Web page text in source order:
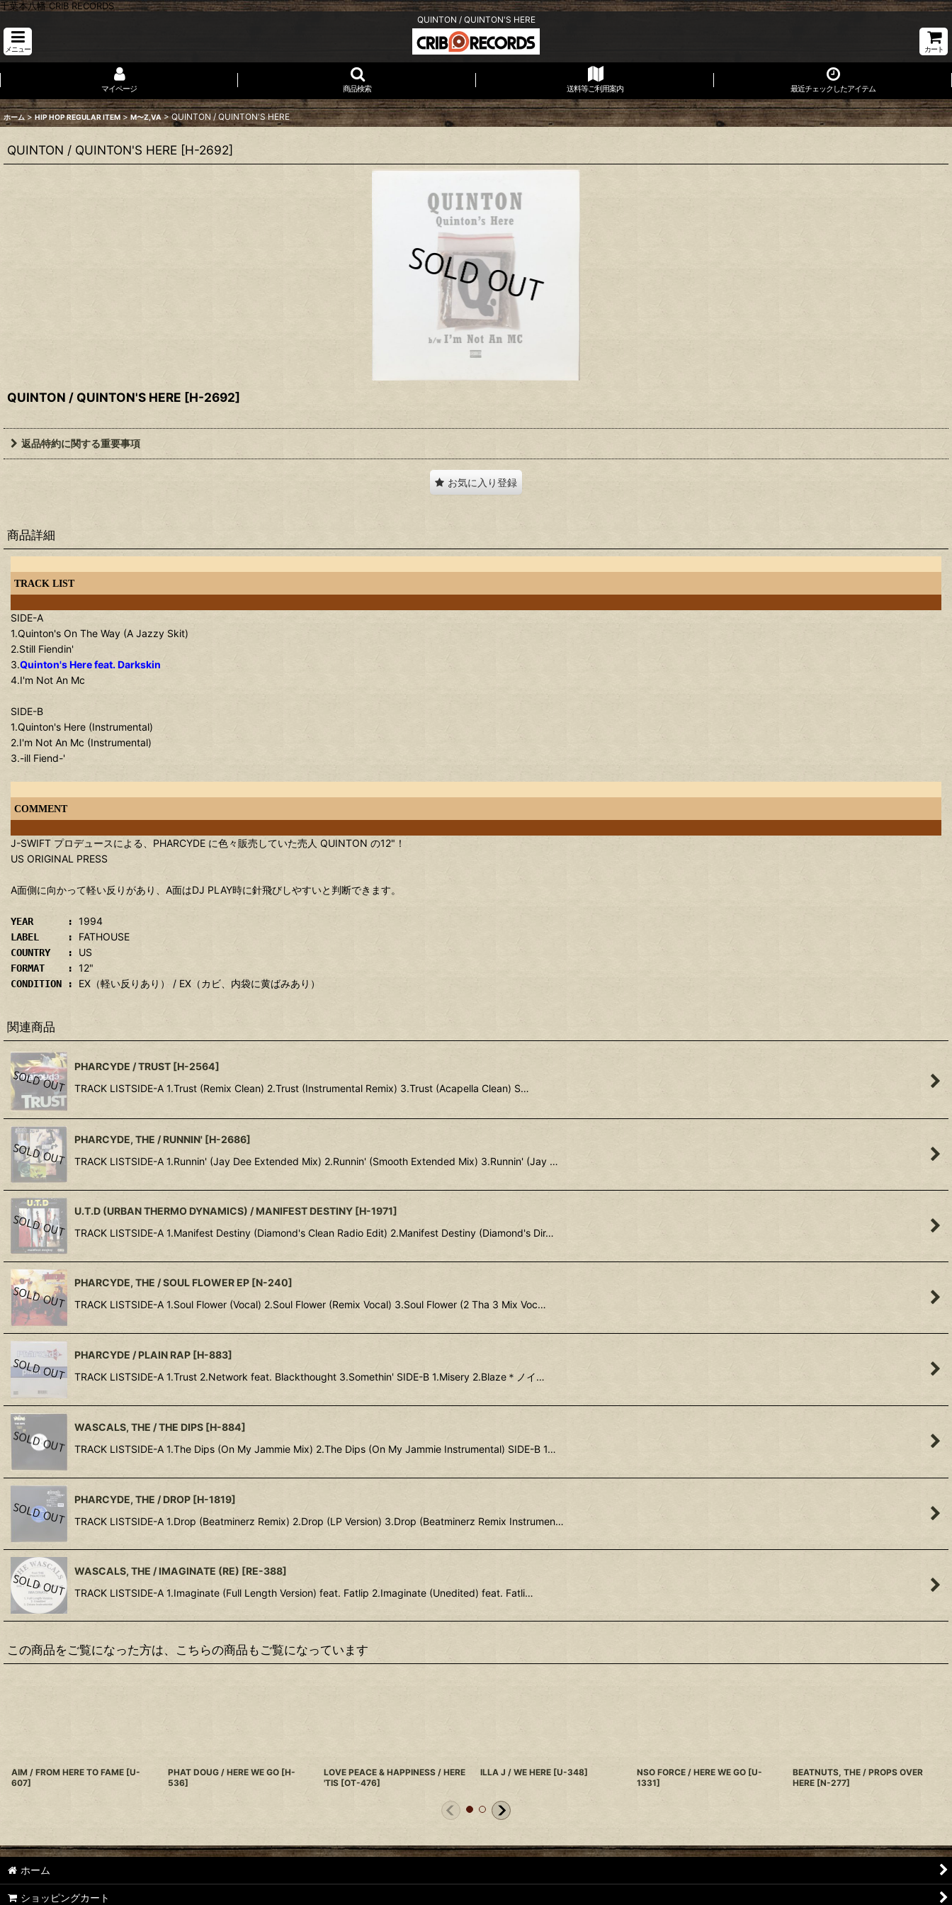
千葉本八幡 CRIB RECORDS
QUINTON / QUINTON'S HERE
メニュー カート
マイページ 商品検索 送料等ご利用案内 最近チェックしたアイテム
ホーム > HIP HOP REGULAR ITEM > M〜Z,VA > QUINTON / QUINTON'S HERE
QUINTON / QUINTON'S HERE [H-2692]
QUINTON / QUINTON'S HERE [H-2692]
返品特約に関する重要事項
お気に入り登録
商品詳細
TRACK LIST
SIDE-A
1.Quinton's On The Way (A Jazzy Skit)
2.Still Fiendin'
3.Quinton's Here feat. Darkskin
4.I'm Not An Mc
SIDE-B
1.Quinton's Here (Instrumental)
2.I'm Not An Mc (Instrumental)
3.-ill Fiend-'
COMMENT
J-SWIFT プロデュースによる、PHARCYDE に色々販売していた売人 QUINTON の12"！
US ORIGINAL PRESS
A面側に向かって軽い反りがあり、A面はDJ PLAY時に針飛びしやすいと判断できます。
YEAR : 1994
LABEL : FATHOUSE
COUNTRY : US
FORMAT : 12"
CONDITION : EX（軽い反りあり） / EX（カビ、内袋に黄ばみあり）
関連商品
PHARCYDE / TRUST [H-2564]
TRACK LISTSIDE-A 1.Trust (Remix Clean) 2.Trust (Instrumental Remix) 3.Trust (Acapella Clean) S…
PHARCYDE, THE / RUNNIN' [H-2686]
TRACK LISTSIDE-A 1.Runnin' (Jay Dee Extended Mix) 2.Runnin' (Smooth Extended Mix) 3.Runnin' (Jay …
U.T.D (URBAN THERMO DYNAMICS) / MANIFEST DESTINY [H-1971]
TRACK LISTSIDE-A 1.Manifest Destiny (Diamond's Clean Radio Edit) 2.Manifest Destiny (Diamond's Dir…
PHARCYDE, THE / SOUL FLOWER EP [N-240]
TRACK LISTSIDE-A 1.Soul Flower (Vocal) 2.Soul Flower (Remix Vocal) 3.Soul Flower (2 Tha 3 Mix Voc…
PHARCYDE / PLAIN RAP [H-883]
TRACK LISTSIDE-A 1.Trust 2.Network feat. Blackthought 3.Somethin' SIDE-B 1.Misery 2.Blaze＊ノイ…
WASCALS, THE / THE DIPS [H-884]
TRACK LISTSIDE-A 1.The Dips (On My Jammie Mix) 2.The Dips (On My Jammie Instrumental) SIDE-B 1…
PHARCYDE, THE / DROP [H-1819]
TRACK LISTSIDE-A 1.Drop (Beatminerz Remix) 2.Drop (LP Version) 3.Drop (Beatminerz Remix Instrumen…
WASCALS, THE / IMAGINATE (RE) [RE-388]
TRACK LISTSIDE-A 1.Imaginate (Full Length Version) feat. Fatlip 2.Imaginate (Unedited) feat. Fatli…
この商品をご覧になった方は、こちらの商品もご覧になっています
AIM / FROM HERE TO FAME [U-
607]
PHAT DOUG / HERE WE GO [H-
536]
LOVE PEACE & HAPPINESS / HERE
'TIS [OT-476]
ILLA J / WE HERE [U-348] NSO FORCE / HERE WE GO [U-
1331]
BEATNUTS, THE / PROPS OVER
HERE [N-277]
ホーム
ショッピングカート